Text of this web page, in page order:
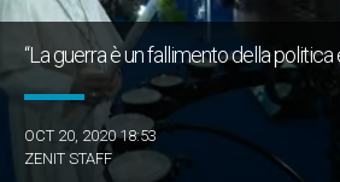
“La guerra è un fallimento della politica
OCT 20, 2020 18:53
ZENIT STAFF